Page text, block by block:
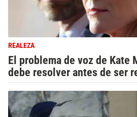
REALEZA
El problema de voz de Kate
debe resolver antes de ser